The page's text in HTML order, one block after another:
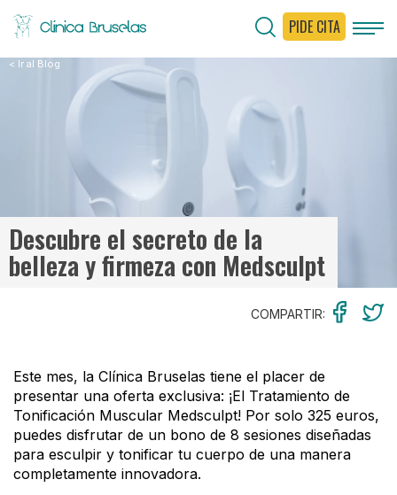
PIDE CITA
< Ir al Blog
Descubre el secreto de la
belleza y firmeza con Medsculpt
COMPARTIR:
Este mes, la Clínica Bruselas tiene el placer de
presentar una oferta exclusiva: ¡El Tratamiento de
Tonificación Muscular Medsculpt! Por solo 325 euros,
puedes disfrutar de un bono de 8 sesiones diseñadas
para esculpir y tonificar tu cuerpo de una manera
completamente innovadora.